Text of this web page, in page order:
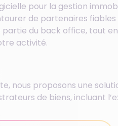
pour la gestion
de partenaires
partie du back office, tout
activité.
nous proposons une
de biens, incluant